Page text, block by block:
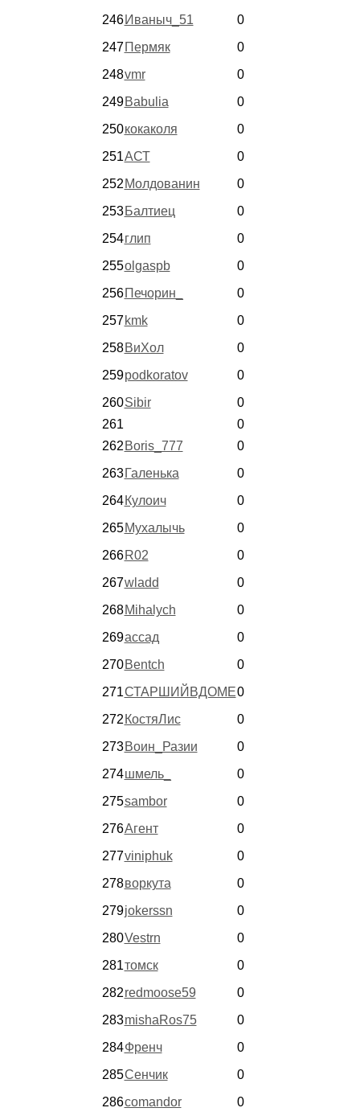
246 Иваныч_51
0
247 Пермяк
0
248vmr
0
249 Babulia
0
250кокаколя
0
251АСТ
0
252 Молдованин
0
253 Балтиец
0
254глип
0
255olgaspb
0
256 Печорин_
0
257 kmk
0
258 ВиХол
0
259podkoratov
0
260Sibir
0
261
0
262 Boris_777
0
263 Галенька
0
264 Кулоич
0
265 Мухалычь
0
266 R02
0
267wladd
0
268 Mihalych
0
269ассад
0
270 Bentch
0
271СТАРШИЙВДОМЕ0
272 КостяЛис
0
273 Воин_Разии
0
274шмель_
0
275sambor
0
276Агент
0
277viniphuk
0
278воркута
0
279jokerssn
0
280Vestrn
0
281томск
0
282redmoose59
0
283mishaRos75
0
284Френч
0
285Сенчик
0
286comandor
0